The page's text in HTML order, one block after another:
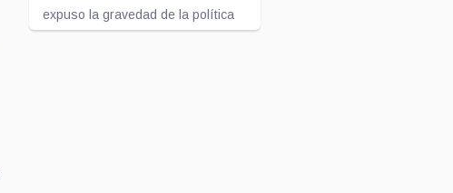
expuso la gravedad de la política